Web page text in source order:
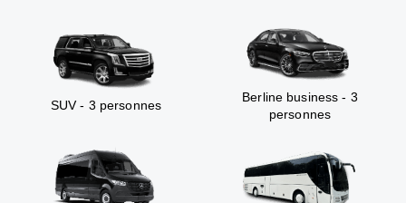
SUV - 3 personnes
Berline business - 3
personnes